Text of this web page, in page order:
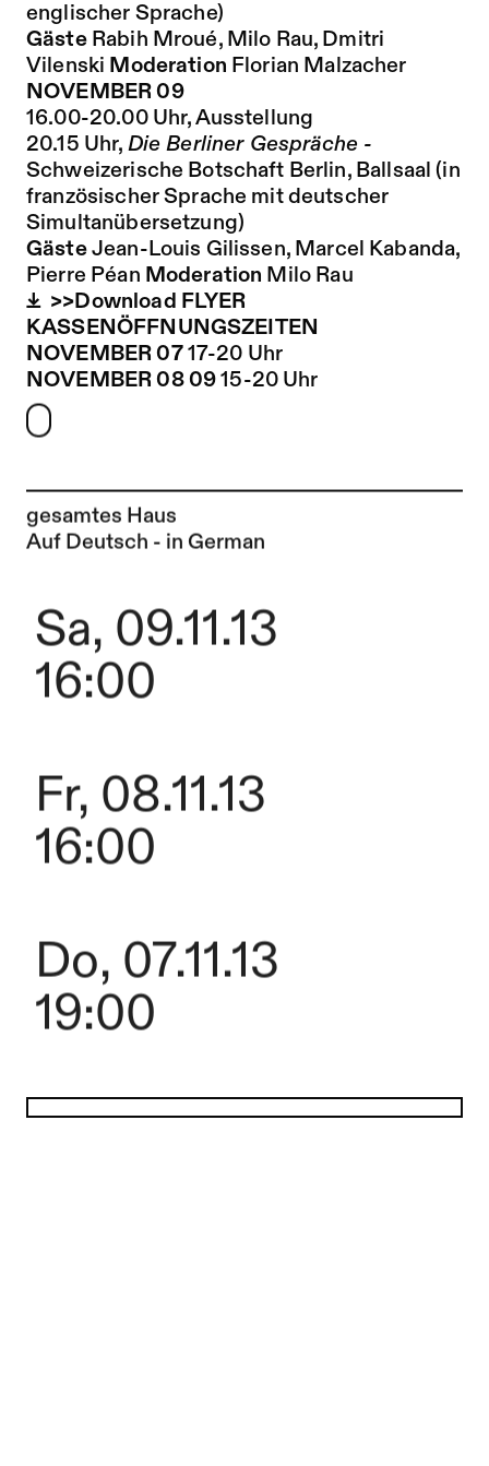
gesamtes Haus
Auf Deutsch - in German
englischer Sprache)
GästeRabih Mroué, Milo Rau, Dmitri
Vilenski Moderation Florian Malzacher
NOVEMBER 09
16.00-20.00 Uhr, Ausstellung
20.15 Uhr, Die Berliner Gespräche -
Schweizerische Botschaft Berlin, Ballsaal (in
französischer Sprache mit deutscher
Simultanübersetzung)
Gäste Jean-Louis Gilissen, Marcel Kabanda,
Pierre Péan Moderation Milo Rau
>>Download FLYER
KASSENÖFFNUNGSZEITEN
NOVEMBER 07 17-20 Uhr
NOVEMBER 08 0915-20 Uhr
Sa, 09.11.13
16:00
Fr, 08.11.13
16:00
Do, 07.11.13
19:00